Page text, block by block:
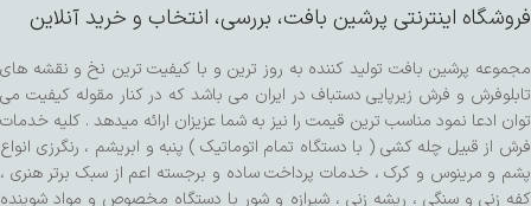
فروشگاه اینترنتی پرشین بافت، بررسی، انتخاب و خرید آنلاین
مجموعه پرشین بافت تولید کننده به روز ترین و با کیفیت ترین نخ و نقشه های
تابلوفرش و فرش زیرپایی دستباف در ایران می باشد که در کنار مقوله کیفیت می
توان ادعا نمود مناسب ترین قیمت را نیز به شما عزیزان ارائه میدهد . کلیه خدمات
فرش از قبیل چله کشی ( با دستگاه تمام اتوماتیک ) پنبه و ابریشم ، رنگرزی انواع
پشم و مرینوس و کرک ، خدمات پرداخت ساده و برجسته اعم از سبک برتر هنری ،
کفه زنی و سنگی ، ریشه زنی ، شیرازه و شور با دستگاه مخصوص و مواد شوینده